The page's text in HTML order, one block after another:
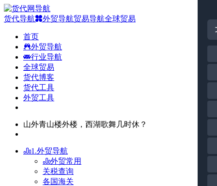
货代导航 外贸导航贸易导航全球贸易
首页
外贸导航
行业导航
全球贸易
货代博客
货代工具
外贸工具
山外青山楼外楼，西湖歌舞几时休？
1.外贸导航
外贸常用
关税查询
各国海关